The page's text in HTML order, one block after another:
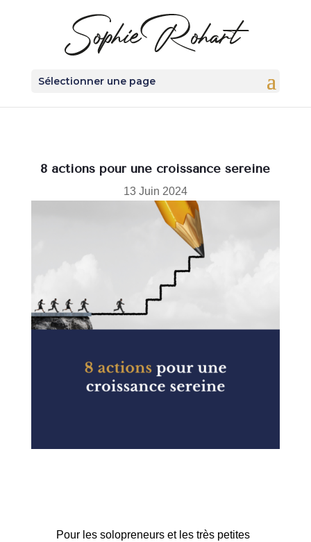
Sélectionner une page
8 actions pour une croissance sereine
13 Juin 2024
Pour les solopreneurs et les très petites